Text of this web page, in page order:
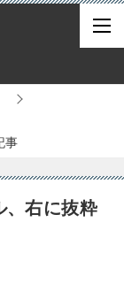
事
、右に抜粋